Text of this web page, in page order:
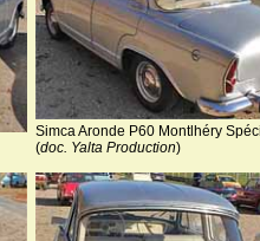
Simca Aronde P60 Montlhéry
(doc. Yalta Production)